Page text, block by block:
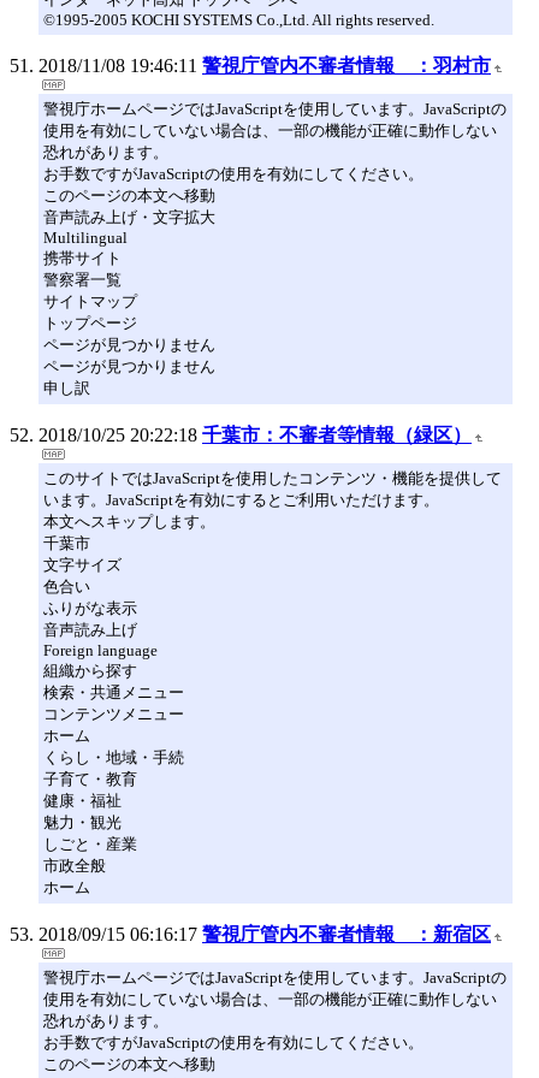
©1995-2005 KOCHI SYSTEMS Co.,Ltd. All rights reserved.
2018/11/08 19:46:11 警視庁管内不審者情報 ：羽村市
警視庁ホームページではJavaScriptを使用しています。JavaScriptの
使用を有効にしていない場合は、一部の機能が正確に動作しない
恐れがあります。
お手数ですがJavaScriptの使用を有効にしてください。
このページの本文へ移動
音声読み上げ・文字拡大
Multilingual
携帯サイト
警察署一覧
サイトマップ
トップページ
ページが見つかりません
ページが見つかりません
申し訳
2018/10/25 20:22:18 千葉市：不審者等情報（緑区）
このサイトではJavaScriptを使用したコンテンツ・機能を提供して
います。JavaScriptを有効にするとご利用いただけます。
本文へスキップします。
千葉市
文字サイズ
色合い
ふりがな表示
音声読み上げ
Foreign language
組織から探す
検索・共通メニュー
コンテンツメニュー
ホーム
くらし・地域・手続
子育て・教育
健康・福祉
魅力・観光
しごと・産業
市政全般
ホーム
2018/09/15 06:16:17 警視庁管内不審者情報 ：新宿区
警視庁ホームページではJavaScriptを使用しています。JavaScriptの
使用を有効にしていない場合は、一部の機能が正確に動作しない
恐れがあります。
お手数ですがJavaScriptの使用を有効にしてください。
このページの本文へ移動